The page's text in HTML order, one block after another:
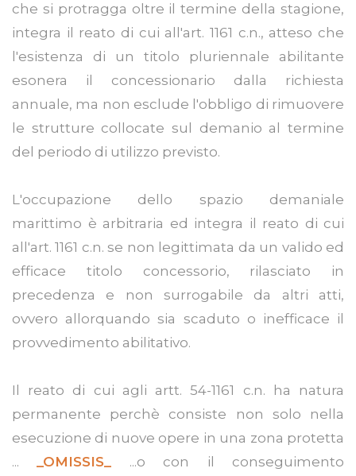
che si protragga oltre il termine della stagione,
integra il reato di cui all'art. 1161 c.n., atteso che
l'esistenza di un titolo pluriennale abilitante
esonera il concessionario dalla richiesta
annuale, ma non esclude l'obbligo di rimuovere
le strutture collocate sul demanio al termine
del periodo di utilizzo previsto.
L'occupazione dello spazio demaniale
marittimo è arbitraria ed integra il reato di cui
all'art. 1161 c.n. se non legittimata da un valido ed
efficace titolo concessorio, rilasciato in
precedenza e non surrogabile da altri atti,
ovvero allorquando sia scaduto o inefficace il
provvedimento abilitativo.
Il reato di cui agli artt. 54-1161 c.n. ha natura
permanente perchè consiste non solo nella
esecuzione di nuove opere in una zona protetta
...
_OMISSIS_
...o con il conseguimento